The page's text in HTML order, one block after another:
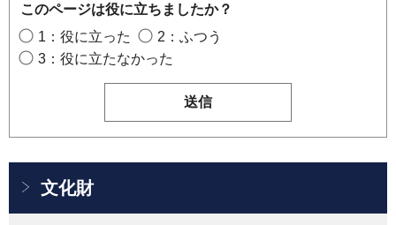
このページは役に立ちましたか？
1：役に立った
2：ふつう
3：役に立たなかった
文化財